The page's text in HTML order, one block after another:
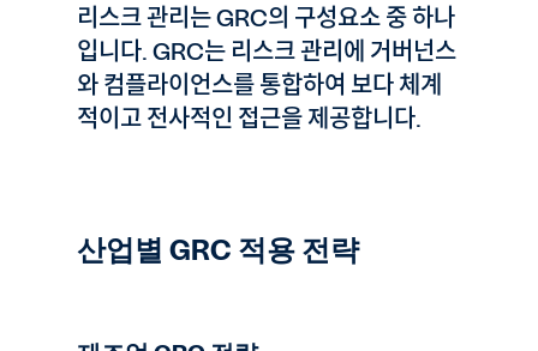
리스크 관리는 GRC의 구성요소 중 하나
입니다. GRC는 리스크 관리에 거버넌스
와 컴플라이언스를 통합하여 보다 체계
적이고 전사적인 접근을 제공합니다.
산업별 GRC 적용 전략